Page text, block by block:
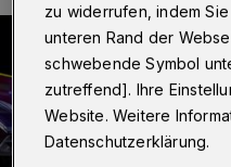
zu widerrufen, indem
unteren Rand der
schwebende Symbol
zutreffend]. Ihre
Website. Weitere
Datenschutzerklärung.